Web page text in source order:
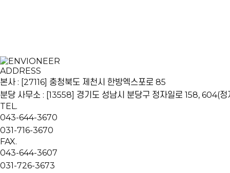
ADDRESS
본사 : [27116] 충청북도 제천시 한방엑스포로 85
분당 사무소 : [13558] 경기도 성남시 분당구 정자일로 158, 604(
TEL.
043-644-3670
031-716-3670
FAX.
043-644-3607
031-726-3673